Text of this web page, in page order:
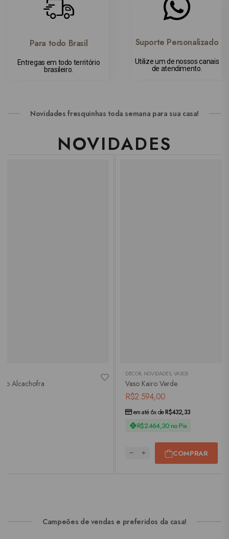
Para todo Brasil
Entregas em todo território
brasileiro.
Suporte Personalizado
Utilize um de nossos canais
de atendimento.
Novidades fresquinhas toda semana para sua casa!
NOVIDADES
Alcachofra
DECOR, NOVIDADES, VASOS
Vaso Kairo Verde
R$2.594,00
R$2.464,30no Pix
em até 6x deR$432,33
COMPRAR
Campeões de vendas e preferidos da casa!